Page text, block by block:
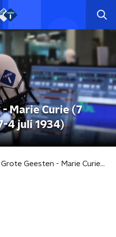
Marie Curie (7
4 juli 1934)
Grote Geesten - Marie Curie (7 november 1867-4 juli 1934)